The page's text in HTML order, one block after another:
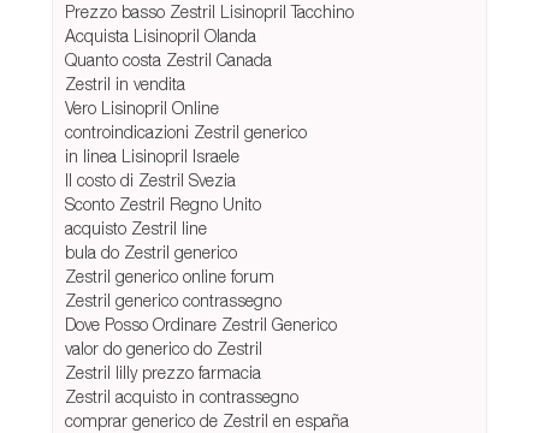
Prezzo basso Zestril Lisinopril Tacchino
Acquista Lisinopril Olanda
Quanto costa Zestril Canada
Zestril in vendita
Vero Lisinopril Online
controindicazioni Zestril generico
in linea Lisinopril Israele
Il costo di Zestril Svezia
Sconto Zestril Regno Unito
acquisto Zestril line
bula do Zestril generico
Zestril generico online forum
Zestril generico contrassegno
Dove Posso Ordinare Zestril Generico
valor do generico do Zestril
Zestril lilly prezzo farmacia
Zestril acquisto in contrassegno
comprar generico de Zestril en españa